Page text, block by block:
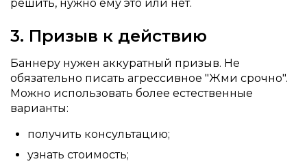
решить, нужно ему это или нет.
3. Призыв к действию
Баннеру нужен аккуратный призыв. Не
обязательно писать агрессивное "Жми срочно".
Можно использовать более естественные
варианты:
получить консультацию;
узнать стоимость;